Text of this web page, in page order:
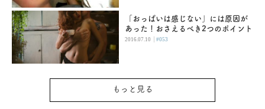
「おっぱいは感じない」には原因が
あった！おさえるべき2つのポイント
2016.07.10 |#053
もっと見る